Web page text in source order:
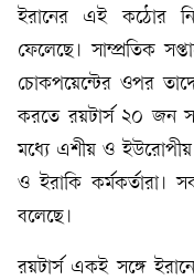
ইরানের এই কঠোর
ফেলেছে। সাম্প্রতিক
চোকপয়েন্টের ওপর
করতে রয়টার্স ২০ জন
মধ্যে এশীয় ও ইউরোপীয়
ও ইরাকি কর্মকর্তারা।
বলেছে।
রয়টার্স একই সঙ্গে